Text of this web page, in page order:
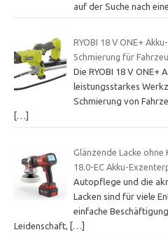
auf der Suche nach
RYOBI 18 V ONE+
Schmierung für
Die RYOBI 18 V ONE+
leistungsstarkes
Schmierung von
[…]
Glänzende Lacke ohne
18.0-EC Akku-
Autopflege und die
Lacken sind für viele
einfache
Leidenschaft,
[…]